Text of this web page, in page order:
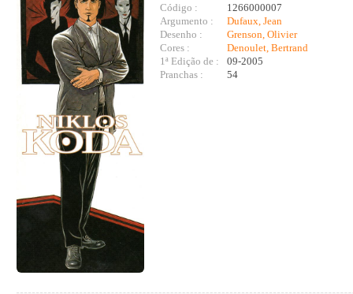
Código :
1266000007
Argumento :
Dufaux, Jean
Desenho :
Grenson, Olivier
Cores :
Denoulet, Bertrand
1ª Edição de :
09-2005
Pranchas :
54